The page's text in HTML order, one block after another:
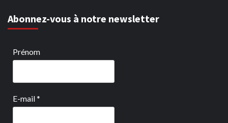
Abonnez-vous à notre newsletter
Prénom
E-mail*